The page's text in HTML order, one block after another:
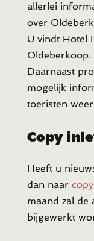
allerlei
over
U vindt Hotel
Oldeberkoop.
Daarnaast
mogelijk
toeristen
Copy
Heeft u
dan naar
maand zal de
bijgewerkt